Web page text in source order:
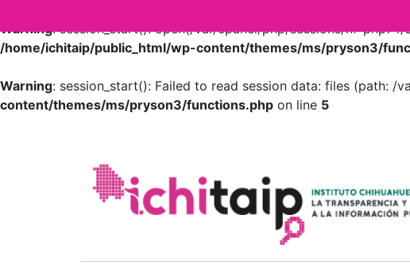
Warning: session_start(): open(/var/cpanel/php/sessions/nf-
/home/ichitaip/public_html/wp-content/themes/ms/pryson3/
Warning: session_start(): Failed to read session data: files (path: /
content/themes/ms/pryson3/functions.php on line 5